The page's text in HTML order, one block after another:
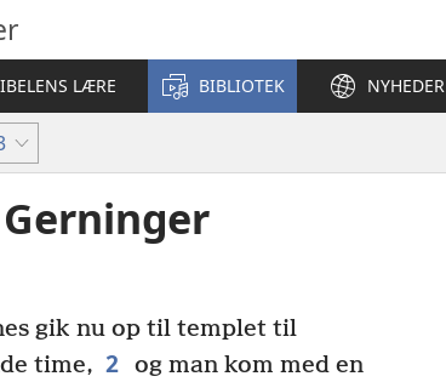
LÆRE BIBLIOTEK NYHEDER
gik nu op til templet til
time, 2 og man kom med en